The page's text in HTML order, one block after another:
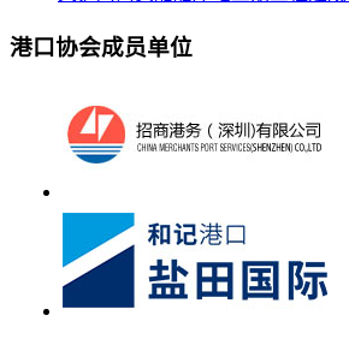
港口协会成员单位